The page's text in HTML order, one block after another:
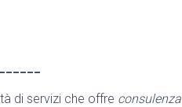
di servizi che offre consulenza